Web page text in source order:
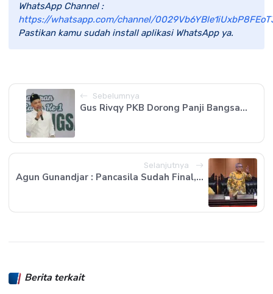
WhatsApp Channel :
https://whatsapp.com/channel/
Pastikan kamu sudah install aplikasi WhatsApp ya.
Sebelumnya
Gus Rivqy PKB Dorong Panji Bangsa...
Selanjutnya
Agun Gunandjar : Pancasila Sudah Final,...
Berita terkait